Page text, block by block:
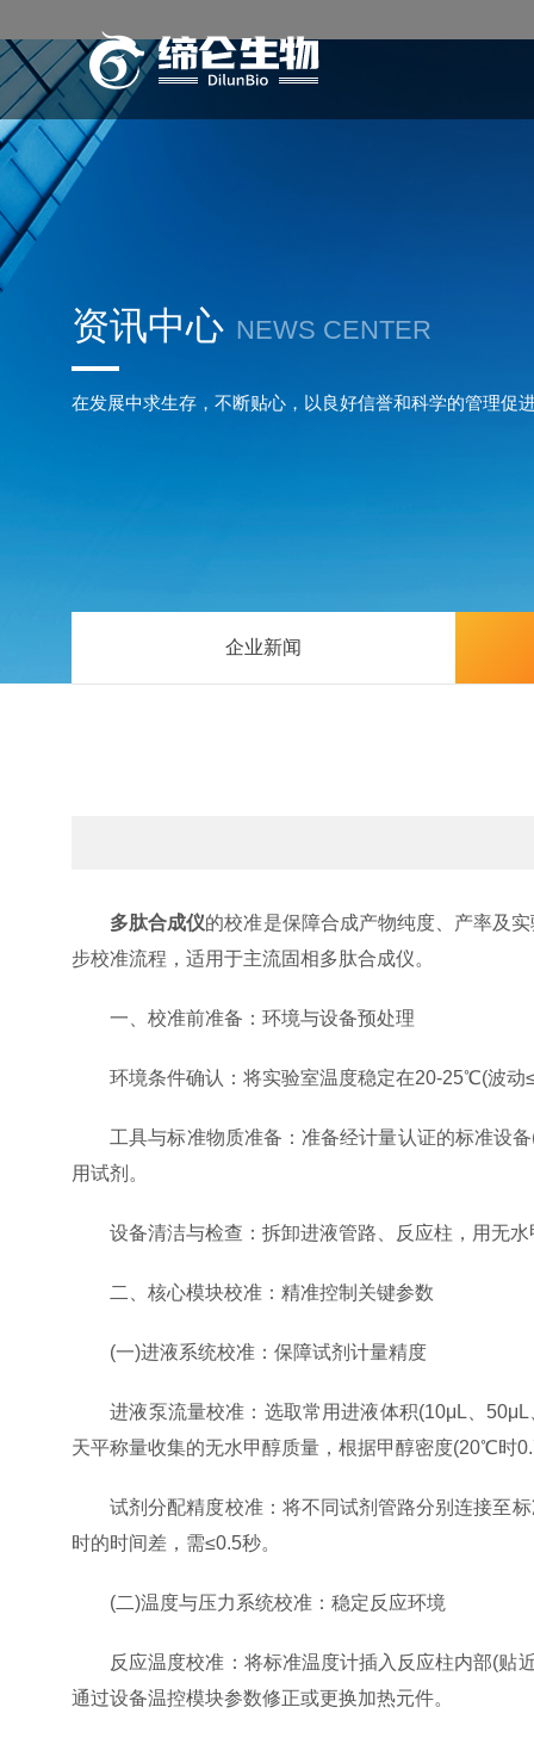
资讯中心 NEWS CENTER
在发展中求生存，不断贴心，以良好信誉和科学的管理促
企业新闻
多肽合成仪的校准是保障合成产物纯度、产率及
步校准流程，适用于主流固相多肽合成仪。
一、校准前准备：环境与设备预处理
环境条件确认：将实验室温度稳定在20-25℃(波动
工具与标准物质准备：准备经计量认证的标准设备(
用试剂。
设备清洁与检查：拆卸进液管路、反应柱，用无水
二、核心模块校准：精准控制关键参数
(一)进液系统校准：保障试剂计量精度
进液泵流量校准：选取常用进液体积(10μL、50μL
天平称量收集的无水甲醇质量，根据甲醇密度(20℃时
试剂分配精度校准：将不同试剂管路分别连接至标
时的时间差，需≤0.5秒。
(二)温度与压力系统校准：稳定反应环境
反应温度校准：将标准温度计插入反应柱内部(贴
通过设备温控模块参数修正或更换加热元件。